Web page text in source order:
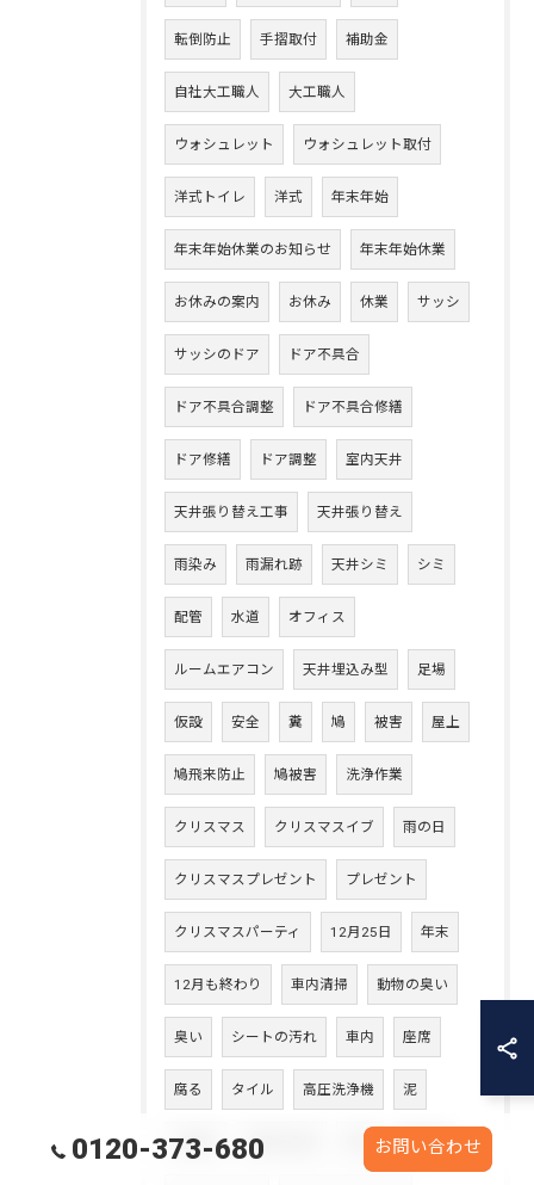
転倒防止 手摺取付 補助金
自社大工職人 大工職人
ウォシュレット ウォシュレット取付
洋式トイレ 洋式 年末年始
年末年始休業のお知らせ 年末年始休業
お休みの案内 お休み 休業 サッシ
サッシのドア ドア不具合
ドア不具合調整 ドア不具合修繕
ドア修繕 ドア調整 室内天井
天井張り替え工事 天井張り替え
雨染み 雨漏れ跡 天井シミ シミ
配管 水道 オフィス
ルームエアコン 天井埋込み型 足場
仮設 安全 糞 鳩 被害 屋上
鳩飛来防止 鳩被害 洗浄作業
クリスマス クリスマスイブ 雨の日
クリスマスプレゼント プレゼント
クリスマスパーティ 12月25日 年末
12月も終わり 車内清掃 動物の臭い
臭い シートの汚れ 車内 座席
腐る タイル 高圧洗浄機 泥
太陽光 太陽光洗浄 雨汚れ
0120-373-680 お問い合わせ